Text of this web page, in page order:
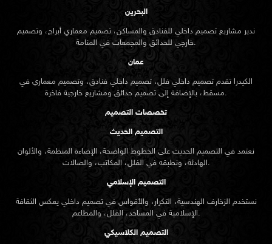
البحرين
ندير مشاريع تصميم داخلي للفنادق والمساكن، تصميم معماري أبراج، وتصميم
خارجي للحدائق والمجمعات في المنامة.
عمان
الكيدرا تقدم تصميم داخلي فلل، تصميم داخلي فنادق، وتصميم معماري في
مسقط، بالإضافة إلى تصميم حدائق ومشاريع خارجية فاخرة.
تخصصات التصميم
التصميم الحديث
نعتمد في التصميم الحديث على الخطوط الواضحة، الإضاءة المنظمة، والألوان
الهادئة، ونطبقه في الفلل، المكاتب، والصالات.
التصميم الإسلامي
نستخدم الزخارف الهندسية، التكرار، والأقواس في تصميم داخلي يعكس الثقافة
الإسلامية في المساجد، الفلل، والمطاعم.
التصميم الكلاسيكي